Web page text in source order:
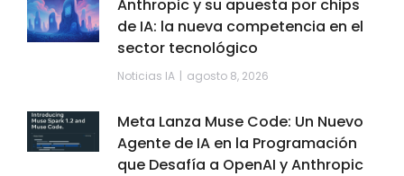
Anthropic y su apuesta por chips
de IA: la nueva competencia en el
sector tecnológico
Noticias IA agosto 8, 2026
Meta Lanza Muse Code: Un Nuevo
Agente de IA en la Programación
que Desafía a OpenAI y Anthropic